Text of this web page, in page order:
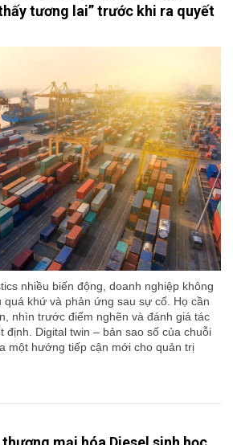
tương lai” trước khi ra quyết
nhiều biến động, doanh nghiệp không
khứ và phản ứng sau sự cố. Họ cần
nhìn trước điểm nghẽn và đánh giá tác
định. Digital twin – bản sao số của chuỗi
một hướng tiếp cận mới cho quản trị